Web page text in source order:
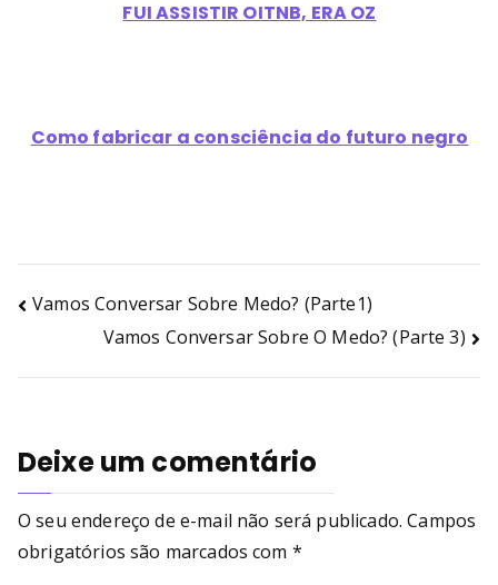
FUI ASSISTIR OITNB, ERA OZ
Como fabricar a consciência do futuro negro
Vamos Conversar Sobre Medo? (Parte1)
Vamos Conversar Sobre O Medo? (Parte 3)
Deixe um comentário
O seu endereço de e-mail não será publicado. Campos
obrigatórios são marcados com *